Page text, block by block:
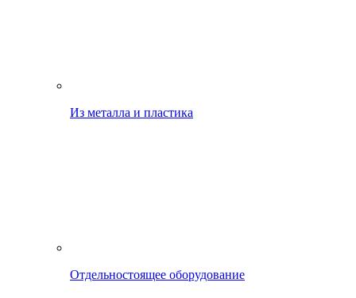
Из металла и пластика
Отдельностоящее оборудование